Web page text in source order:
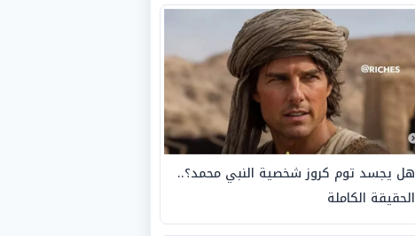
هل يجسد توم كروز شخصية النبي محمد؟..
الحقيقة الكاملة